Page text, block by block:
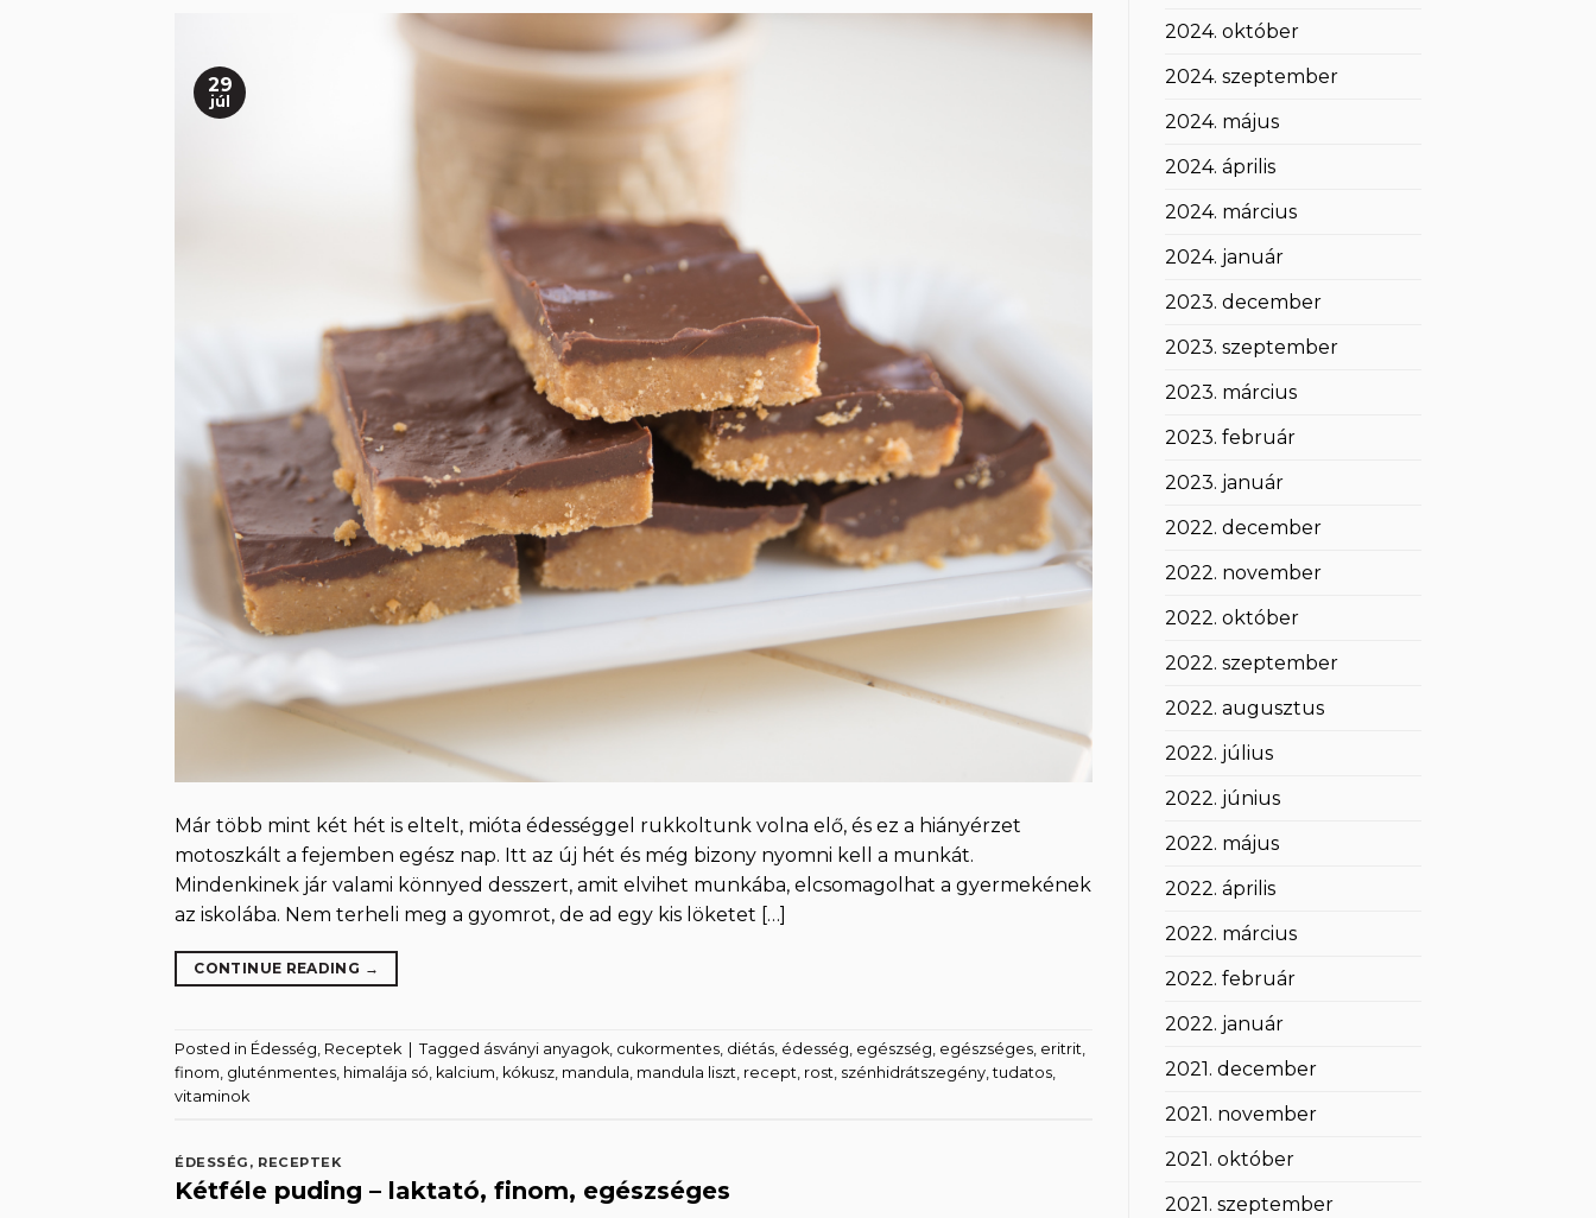
29
júl
Már több mint két hét is eltelt, mióta édességgel rukkoltunk volna elő, és ez a hiányérzet
motoszkált a fejemben egész nap. Itt az új hét és még bizony nyomni kell a munkát.
Mindenkinek jár valami könnyed desszert, amit elvihet munkába, elcsomagolhat a gyermekének
az iskolába. Nem terheli meg a gyomrot, de ad egy kis löketet […]
CONTINUE READING →
Posted in Édesség Receptek Tagged ásványi anyagok cukormentes diétás édesség egészség egészséges eritrit
finom gluténmentes himalája só kalcium kókusz mandula mandula liszt recept rost szénhidrátszegény ,tudatos
vitaminok
ÉDESSÉG , RECEPTEK
Kétféle puding – laktató, finom, egészséges
2024. október
2024. szeptember
2024. május
2024. április
2024. március
2024. január
2023. december
2023. szeptember
2023. március
2023. február
2023. január
2022. december
2022. november
2022. október
2022. szeptember
2022. augusztus
2022. július
2022. június
2022. május
2022. április
2022. március
2022. február
2022. január
2021. december
2021. november
2021. október
2021. szeptember